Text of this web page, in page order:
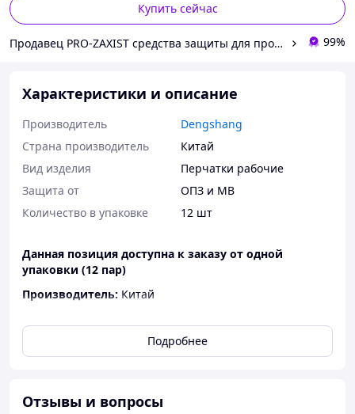
Купить сейчас
Продавец PRO-ZAXIST средства защиты для профессионалов. 99%
Характеристики и описание
Производитель
Dengshang
Страна производитель
Китай
Вид изделия
Перчатки рабочие
Защита от
ОПЗ и МВ
Количество в упаковке
12 шт
Данная позиция доступна к заказу от одной
упаковки (12 пар)
Производитель: Китай
Подробнее
Отзывы и вопросы